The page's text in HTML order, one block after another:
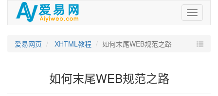
爱
易
爱易网页
XHTML教程 如何末尾WEB规范之路
如何末尾WEB规范之路